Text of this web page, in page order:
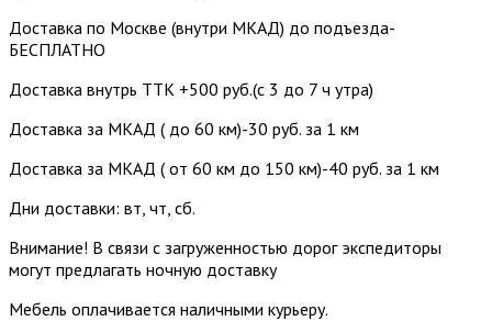
Доставка по Москве (внутри МКАД) до подъезда-
БЕСПЛАТНО
Доставка внутрь ТТК +500 руб.(с 3 до 7 ч утра)
Доставка за МКАД ( до 60 км)-30 руб. за 1 км
Доставка за МКАД ( от 60 км до 150 км)-40 руб. за 1 км
Дни доставки: вт, чт, сб.
Внимание! В связи с загруженностью дорог экспедиторы
могут предлагать ночную доставку
Мебель оплачивается наличными курьеру.